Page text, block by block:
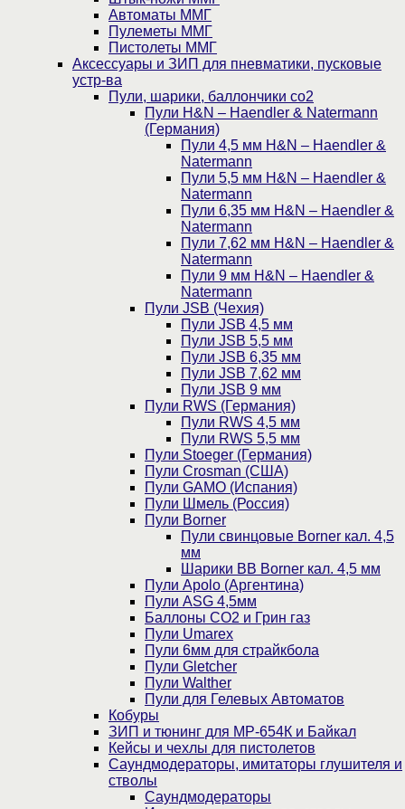
Автоматы ММГ
Пулеметы ММГ
Пистолеты ММГ
Аксессуары и ЗИП для пневматики, пусковые
устр-ва
Пули, шарики, баллончики со2
Пули H&N – Haendler & Natermann
(Германия)
Пули 4,5 мм H&N – Haendler &
Natermann
Пули 5,5 мм H&N – Haendler &
Natermann
Пули 6,35 мм H&N – Haendler &
Natermann
Пули 7,62 мм H&N – Haendler &
Natermann
Пули 9 мм H&N – Haendler &
Natermann
Пули JSB (Чехия)
Пули JSB 4,5 мм
Пули JSB 5,5 мм
Пули JSB 6,35 мм
Пули JSB 7,62 мм
Пули JSB 9 мм
Пули RWS (Германия)
Пули RWS 4,5 мм
Пули RWS 5,5 мм
Пули Stoeger (Германия)
Пули Crosman (США)
Пули GAMO (Испания)
Пули Шмель (Россия)
Пули Borner
Пули свинцовые Borner кал. 4,5
мм
Шарики BB Borner кал. 4,5 мм
Пули Apolo (Аргентина)
Пули ASG 4,5мм
Баллоны CO2 и Грин газ
Пули Umarex
Пули 6мм для страйкбола
Пули Gletcher
Пули Walther
Пули для Гелевых Автоматов
Кобуры
ЗИП и тюнинг для МР-654К и Байкал
Кейсы и чехлы для пистолетов
Саундмодераторы, имитаторы глушителя и
стволы
Саундмодераторы